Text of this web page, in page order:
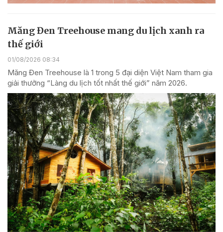
Măng Đen Treehouse mang du lịch xanh ra
thế giới
01/08/2026 08:34
Măng Đen Treehouse là 1 trong 5 đại diện Việt Nam tham gia
giải thưởng “Làng du lịch tốt nhất thế giới” năm 2026.